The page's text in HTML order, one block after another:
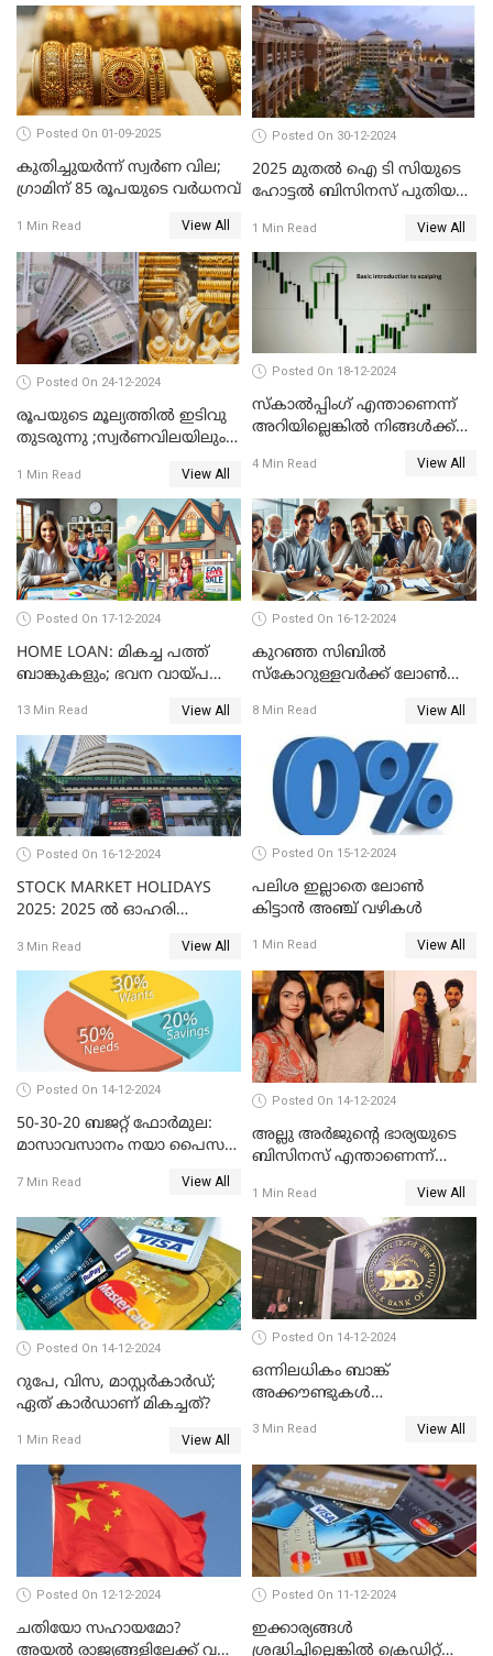
Posted On 01-09-2025
കുതിച്ചുയർന്ന് സ്വർണ വില;
ഗ്രാമിന് 85 രൂപയുടെ വർധനവ്
1 Min Read View All
Posted On 30-12-2024
2025 മുതൽ ഐ ടി സിയുടെ
ഹോട്ടൽ ബിസിനസ് പുതിയ
ഉടമകൾ അറിയേണ്ട
കാര്യങ്ങൾ
1 Min Read View All
Posted On 24-12-2024
രൂപയുടെ മൂല്യത്തില്‍ ഇടിവു
തുടരുന്നു ;സ്വര്‍ണവിലയിലും
1 Min Read View All
Posted On 18-12-2024
സ്കാൽപ്പിംഗ് എന്താണെന്ന്
അറിയില്ലെങ്കിൽ നിങ്ങൾക്ക്
4 Min Read View All
Posted On 17-12-2024
HOME LOAN: മികച്ച പത്ത്
ബാങ്കുകളും; ഭവന വായ്പ
13 Min Read View All
Posted On 16-12-2024
കുറഞ്ഞ സിബിൽ
സ്കോറുള്ളവർക്ക് ലോൺ
8 Min Read View All
Posted On 16-12-2024
STOCK MARKET HOLIDAYS
2025: 2025 ൽ ഓഹരി
ദിനങ്ങൾ
3 Min Read View All
Posted On 15-12-2024
പലിശ ഇല്ലാതെ ലോൺ
കിട്ടാൻ അഞ്ച് വഴികൾ
1 Min Read View All
Posted On 14-12-2024
50-30-20 ബജറ്റ് ഫോർമുല:
മാസാവസാനം നയാ പൈസ
7 Min Read View All
Posted On 14-12-2024
അല്ലു അർജുൻ്റെ ഭാര്യയുടെ
ബിസിനസ് എന്താണെന്ന്
1 Min Read View All
Posted On 14-12-2024
റുപേ, വിസ, മാസ്റ്റർകാർഡ്;
ഏത് കാർഡാണ് മികച്ചത്?
1 Min Read View All
Posted On 14-12-2024
ഒന്നിലധികം ബാങ്ക്
അക്കൗണ്ടുകൾ
ബി ഐ പറയുന്നത് എന്താണ്?
3 Min Read View All
Posted On 12-12-2024
ചതിയോ സഹായമോ?
അയൽ രാജ്യങ്ങളിലേക്ക് വൻ
Posted On 11-12-2024
ഇക്കാര്യങ്ങൾ
ശ്രദ്ധിച്ചില്ലെങ്കിൽ ക്രെഡിറ്റ്